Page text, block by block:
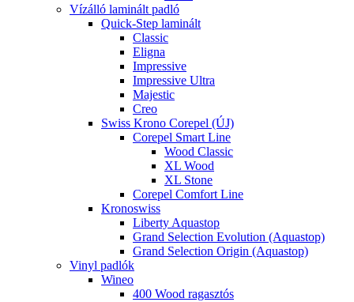
Vízálló laminált padló
Quick-Step laminált
Classic
Eligna
Impressive
Impressive Ultra
Majestic
Creo
Swiss Krono Corepel (ÚJ)
Corepel Smart Line
Wood Classic
XL Wood
XL Stone
Corepel Comfort Line
Kronoswiss
Liberty Aquastop
Grand Selection Evolution (Aquastop)
Grand Selection Origin (Aquastop)
Vinyl padlók
Wineo
400 Wood ragasztós